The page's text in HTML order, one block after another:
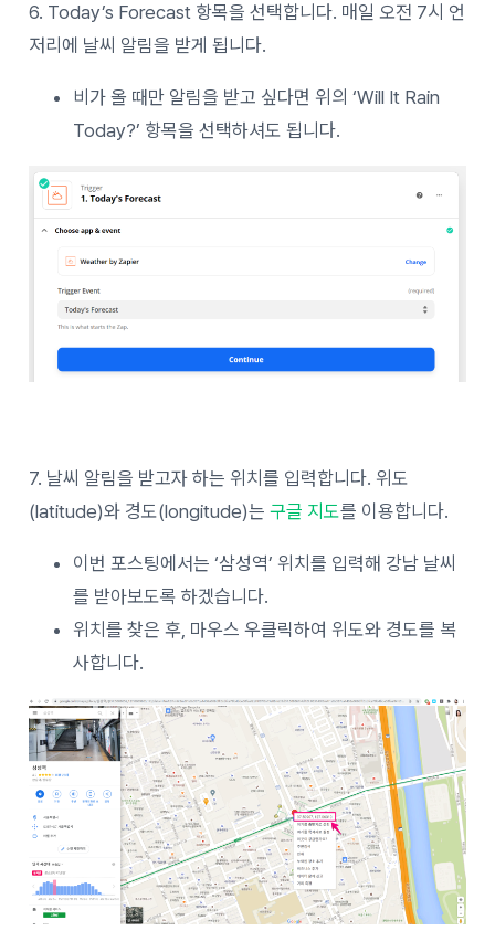
6. Today’s Forecast 항목을 선택합니다. 매일 오전 7시 언
저리에 날씨 알림을 받게 됩니다.
비가 올 때만 알림을 받고 싶다면 위의 ‘Will It Rain
Today?’ 항목을 선택하셔도 됩니다.
7. 날씨 알림을 받고자 하는 위치를 입력합니다. 위도
(latitude)와 경도(longitude)는구글 지도를 이용합니다.
이번 포스팅에서는 ‘삼성역’ 위치를 입력해 강남 날씨
를 받아보도록 하겠습니다.
위치를 찾은 후, 마우스 우클릭하여 위도와 경도를 복
사합니다.